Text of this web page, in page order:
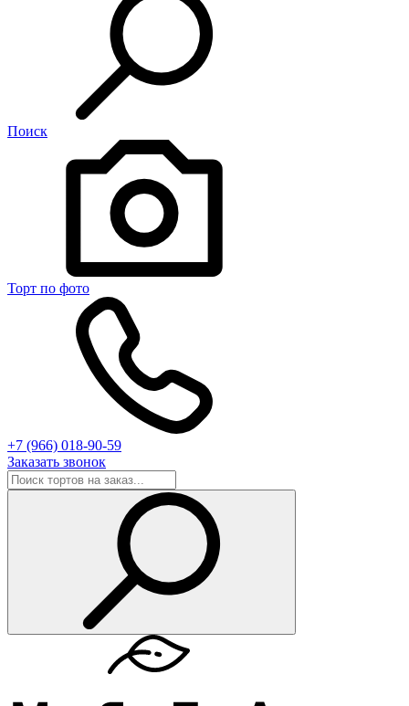
Поиск
Торт по фото
+7 (966) 018-90-59
Заказать звонок